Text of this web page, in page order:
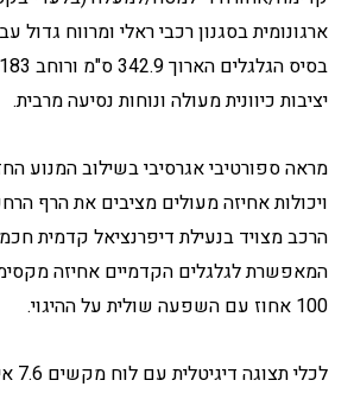
ארגונומית בסגנון רכבי ראלי ומרווח גדול
יציבות כיוונית מעולה ונוחות נסיעה מרבית.
מראה ספורטיבי אגרסיבי בשילוב המנוע
ויכולות אחיזה מעולים מציבים את הרף
המאפשרת לגלגלים הקדמיים אחיזה
100 אחוז עם השפעה שולית על ההיגוי.